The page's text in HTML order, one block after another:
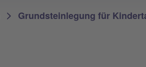
Grundsteinlegung für